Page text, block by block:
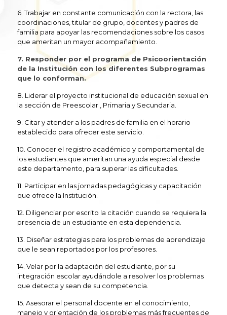
6. Trabajar en constante comunicación con la rectora, las
coordinaciones, titular de grupo, docentes y padres de
familia para apoyar las recomendaciones sobre los casos
que ameritan un mayor acompañamiento.
7. Responder por el programa de Psicoorientación
de la Institución con los diferentes Subprogramas
que lo conforman.
8. Liderar el proyecto institucional de educación sexual en
la sección de Preescolar , Primaria y Secundaria.
9. Citar y atender a los padres de familia en el horario
establecido para ofrecer este servicio.
10. Conocer el registro académico y comportamental de
los estudiantes que ameritan una ayuda especial desde
este departamento, para superar las dificultades.
11. Participar en las jornadas pedagógicas y capacitación
que ofrece la Institución.
12. Diligenciar por escrito la citación cuando se requiera la
presencia de un estudiante en esta dependencia.
13. Diseñar estrategias para los problemas de aprendizaje
que le sean reportados por los profesores.
14. Velar por la adaptación del estudiante, por su
integración escolar ayudándole a resolver los problemas
que detecta y sean de su competencia.
15. Asesorar el personal docente en el conocimiento,
manejo y orientación de los problemas más frecuentes de